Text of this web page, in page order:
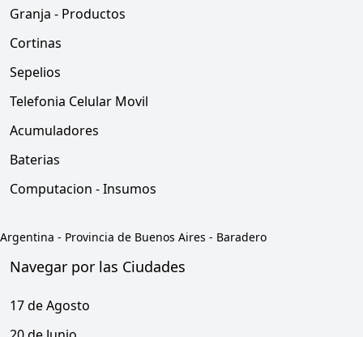
Granja - Productos
Cortinas
Sepelios
Telefonia Celular Movil
Acumuladores
Baterias
Computacion - Insumos
Argentina - Provincia de Buenos Aires - Baradero
Navegar por las Ciudades
17 de Agosto